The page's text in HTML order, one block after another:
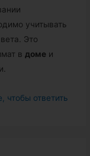
учитывать
Это
в доме и
чтобы ответить